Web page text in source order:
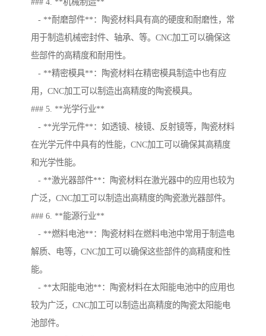
### 4. **机械制造**
- **耐磨部件**：陶瓷材料具有高的硬度和耐磨性，常
用于制造机械密封件、轴承、等。CNC加工可以确保这
些部件的高精度和耐用性。
- **精密模具**：陶瓷材料在精密模具制造中也有应
用，CNC加工可以制造出高精度的陶瓷模具。
### 5. **光学行业**
- **光学元件**：如透镜、棱镜、反射镜等，陶瓷材料
在光学元件中具有的性能，CNC加工可以确保其高精度
和光学性能。
- **激光器部件**：陶瓷材料在激光器中的应用也较为
广泛，CNC加工可以制造出高精度的陶瓷激光器部件。
### 6. **能源行业**
- **燃料电池**：陶瓷材料在燃料电池中常用于制造电
解质、电等，CNC加工可以确保这些部件的高精度和性
能。
- **太阳能电池**：陶瓷材料在太阳能电池中的应用也
较为广泛，CNC加工可以制造出高精度的陶瓷太阳能电
池部件。